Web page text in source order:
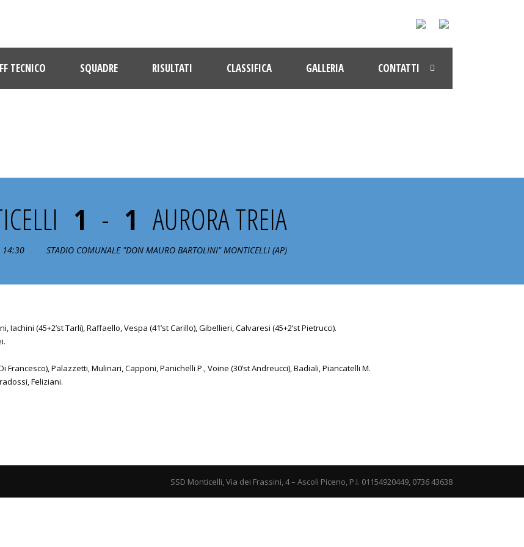
TECNICO SQUADRE RISULTATI CLASSIFICA GALLERIA CONTATTI
1 - 1 AURORA TREIA
14:30 STADIO COMUNALE "DON MAURO BARTOLINI" MONTICELLI (AP)
(45+2’st Tarli), Raffaello, Vespa (41’st Carillo), Gibellieri, Calvaresi (45+2’st Pietrucci).
Francesco), Palazzetti, Mulinari, Capponi, Panichelli P., Voine (30’st Andreucci), Badiali, Piancatelli M.
Feliziani.
SSD Monticelli, Via dei Frassini, 4 – Ascoli Piceno, P.I. 01154920449, 0736 43638